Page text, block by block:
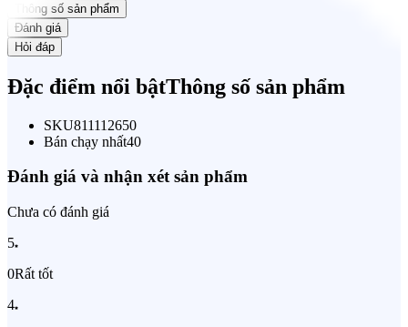
Thông số sản phẩm
Đánh giá
Hỏi đáp
Đặc điểm nổi bậtThông số sản phẩm
SKU811112650
Bán chạy nhất40
Đánh giá và nhận xét sản phẩm
Chưa có đánh giá
5
0Rất tốt
4